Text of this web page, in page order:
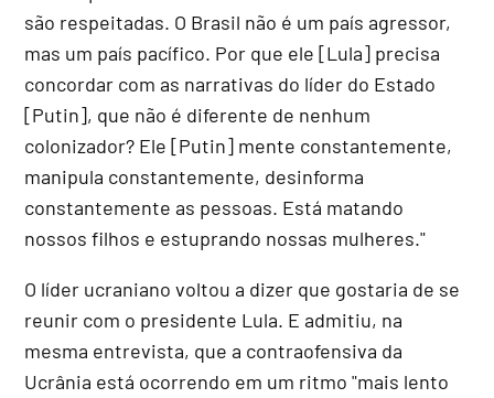
são respeitadas. O Brasil não é um país agressor,
mas um país pacífico. Por que ele [Lula] precisa
concordar com as narrativas do líder do Estado
[Putin], que não é diferente de nenhum
colonizador? Ele [Putin] mente constantemente,
manipula constantemente, desinforma
constantemente as pessoas. Está matando
nossos filhos e estuprando nossas mulheres."
O líder ucraniano voltou a dizer que gostaria de se
reunir com o presidente Lula. E admitiu, na
mesma entrevista, que a contraofensiva da
Ucrânia está ocorrendo em um ritmo "mais lento